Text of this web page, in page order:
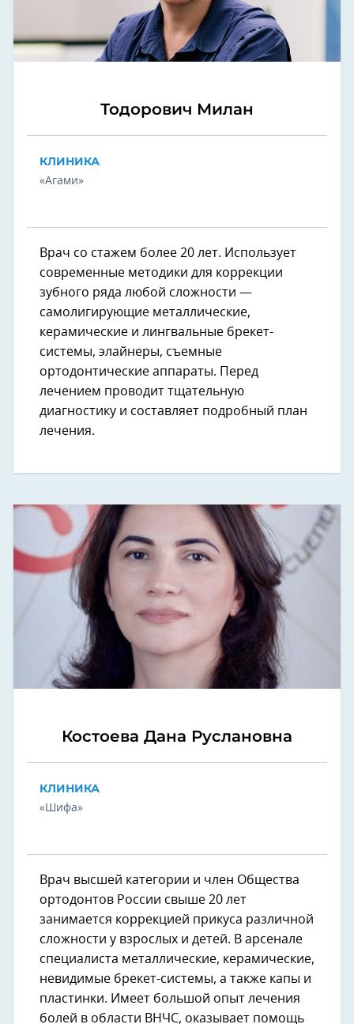
Тодорович Милан
КЛИНИКА
«Агами»
Врач со стажем более 20 лет. Использует
современные методики для коррекции
зубного ряда любой сложности —
самолигирующие металлические,
керамические и лингвальные брекет-
системы, элайнеры, съемные
ортодонтические аппараты. Перед
лечением проводит тщательную
диагностику и составляет подробный план
лечения.
Костоева Дана Руслановна
КЛИНИКА
«Шифа»
Врач высшей категории и член Общества
ортодонтов России свыше 20 лет
занимается коррекцией прикуса различной
сложности у взрослых и детей. В арсенале
специалиста металлические, керамические,
невидимые брекет-системы, а также капы и
пластинки. Имеет большой опыт лечения
болей в области ВНЧС, оказывает помощь